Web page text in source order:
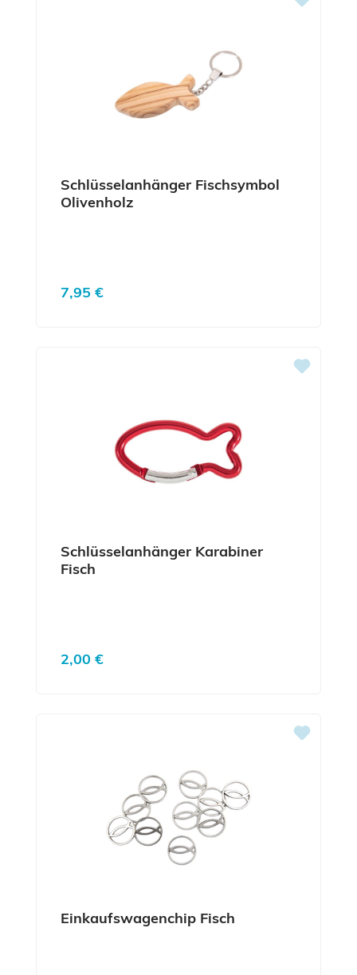
Schlüsselanhänger Fischsymbol
Olivenholz
Regulärer Preis:
7,95 €
Schlüsselanhänger Karabiner
Fisch
Regulärer Preis:
2,00 €
Einkaufswagenchip Fisch